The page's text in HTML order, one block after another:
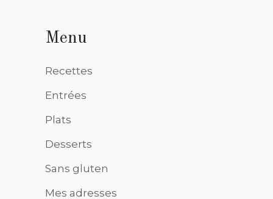
Menu
Recettes
Entrées
Plats
Desserts
Sans gluten
Mes adresses